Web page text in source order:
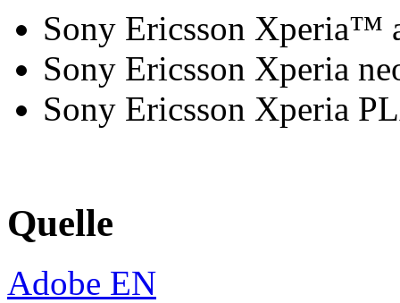
Sony Ericsson Xperia™
Sony Ericsson Xperia
Sony Ericsson Xperia
Quelle
Adobe EN